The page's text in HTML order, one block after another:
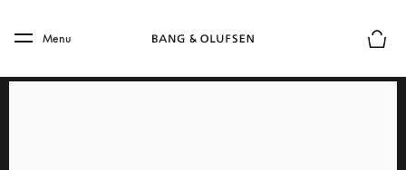
Skip to main footer
Menu